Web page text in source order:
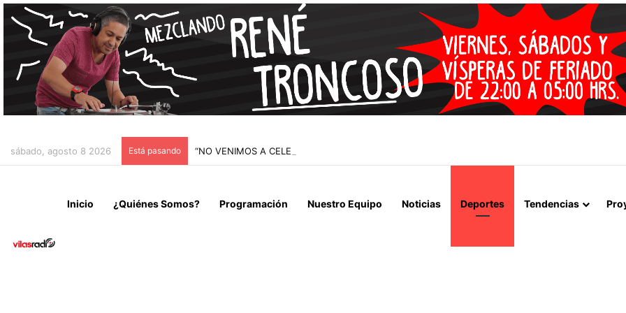
sábado, agosto 8 2026 Está pasando “NO VENIMOS A CELEBRAR LA MUERTE, SINO LA VIDA”: LA EMOTIVA ROMERÍA AL CEMENTERIO
Inicio ¿Quiénes Somos? Programación Nuestro Equipo Noticias Deportes Tendencias